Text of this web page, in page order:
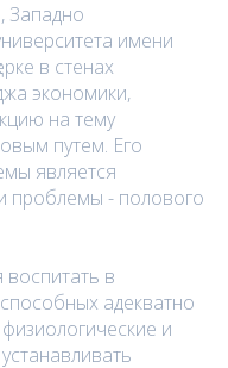
Западно
имени
в стенах
экономики,
на тему
путем. Его
является
проблемы - полового
в
адекватно
и